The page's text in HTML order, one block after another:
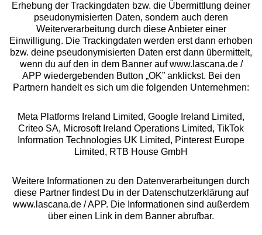
Über uns
Rechtliches
Alle Preise inkl. MwSt., zzgl.
Versandkosten
** Bonität vorausgesetzt, berechtigt zur Bonitätsprüfung
Erhebung der Trackingdaten bzw. die Übermittlung deiner
pseudonymisierten Daten, sondern auch deren
Weiterverarbeitung durch diese Anbieter einer
Einwilligung. Die Trackingdaten werden erst dann erhoben
bzw. deine pseudonymisierten Daten erst dann übermittelt,
wenn du auf den in dem Banner auf www.lascana.de /
APP wiedergebenden Button „OK” anklickst. Bei den
Partnern handelt es sich um die folgenden Unternehmen:
Meta Platforms Ireland Limited, Google Ireland Limited,
Criteo SA, Microsoft Ireland Operations Limited, TikTok
Information Technologies UK Limited, Pinterest Europe
Limited, RTB House GmbH
Weitere Informationen zu den Datenverarbeitungen durch
diese Partner findest Du in der Datenschutzerklärung auf
www.lascana.de / APP. Die Informationen sind außerdem
über einen Link in dem Banner abrufbar.